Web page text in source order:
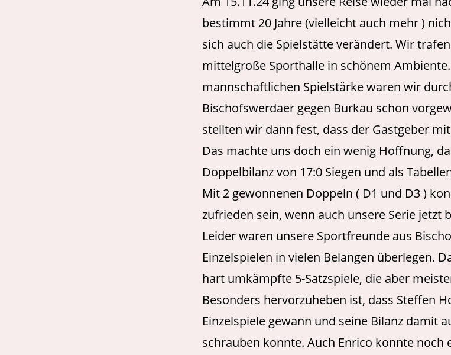
bestimmt 20 Jahre (vielleicht auch mehr )
sich auch die Spielstätte verändert. Wir
mittelgroße Sporthalle in schönem
mannschaftlichen Spielstärke waren wir
Bischofswerdaer gegen Burkau schon
stellten wir dann fest, dass der Gastgeber
Das machte uns doch ein wenig Hoffnung,
Doppelbilanz von 17:0 Siegen und als
Mit 2 gewonnenen Doppeln ( D1 und D3 )
zufrieden sein, wenn auch unsere Serie jetzt
Leider waren unsere Sportfreunde aus
Einzelspielen in vielen Belangen überlegen.
hart umkämpfte 5-Satzspiele, die aber
Besonders hervorzuheben ist, dass Steffen
Einzelspiele gewann und seine Bilanz damit
schrauben konnte. Auch Enrico konnte noch